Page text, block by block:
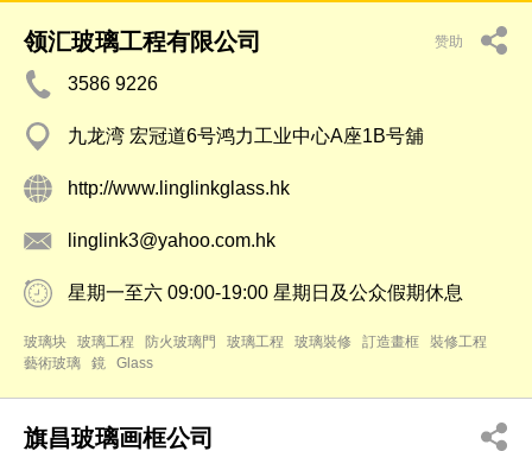
领汇玻璃工程有限公司 赞助
3586 9226
九龙湾 宏冠道6号鸿力工业中心A座1B号舖
http://www.linglinkglass.hk
linglink3@yahoo.com.hk
星期一至六 09:00-19:00 星期日及公众假期休息
玻璃块 玻璃工程 防火玻璃門 玻璃工程 玻璃裝修 訂造畫框
裝修工程
藝術玻璃
鏡 Glass
旗昌玻璃画框公司